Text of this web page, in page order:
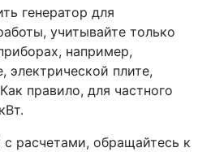
генератор для
учитывайте только
например,
электрической плите,
правило, для частного
с расчетами, обращайтесь к